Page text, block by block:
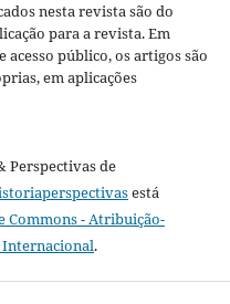
nesta revista são do
para a revista. Em
público, os artigos são
em aplicações
Perspectivasde
está
Commons - Atribuição-
Internacional.